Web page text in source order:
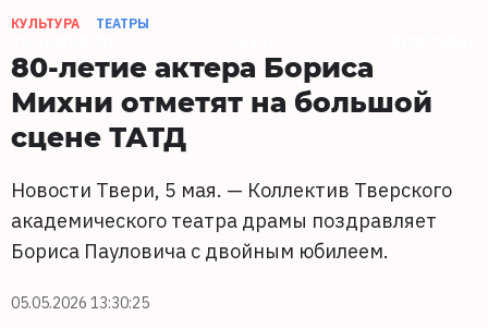
КУЛЬТУРА ТЕАТРЫ
80-летие актера Бориса
Михни отметят на большой
сцене ТАТД
Новости Твери, 5 мая. — Коллектив Тверского
академического театра драмы поздравляет
Бориса Пауловича с двойным юбилеем.
05.05.2026 13:30:25